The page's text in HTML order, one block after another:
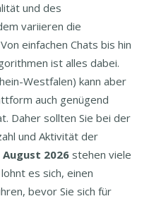
und des
variieren die
einfachen Chats bis hin
ist alles dabei.
Westfalen) kann aber
auch genügend
Daher sollten Sie bei der
und Aktivität der
August 2026 stehen viele
es sich, einen
bevor Sie sich für